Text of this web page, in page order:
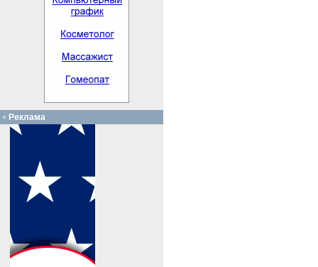
Реклама